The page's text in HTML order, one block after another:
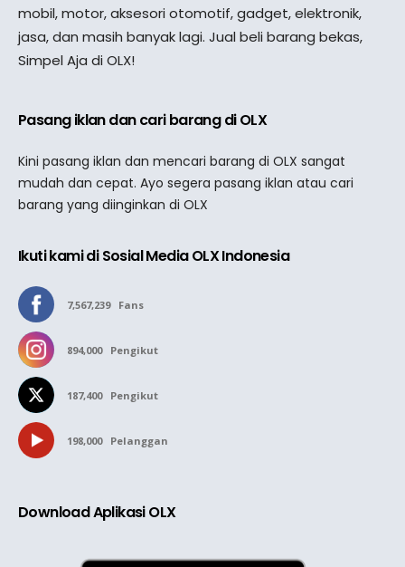
mobil, motor, aksesori otomotif, gadget, elektronik,
jasa, dan masih banyak lagi. Jual beli barang bekas,
Simpel Aja di OLX!
Pasang iklan dan cari barang di OLX
Kini pasang iklan dan mencari barang di OLX sangat
mudah dan cepat. Ayo segera pasang iklan atau cari
barang yang diinginkan di OLX
Ikuti kami di Sosial Media OLX Indonesia
7,567,239 Fans
894,000 Pengikut
187,400 Pengikut
198,000 Pelanggan
Download Aplikasi OLX